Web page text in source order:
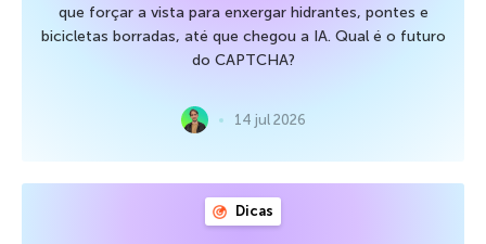
que forçar a vista para enxergar hidrantes, pontes e
bicicletas borradas, até que chegou a IA. Qual é o futuro
do CAPTCHA?
14 jul 2026
Dicas